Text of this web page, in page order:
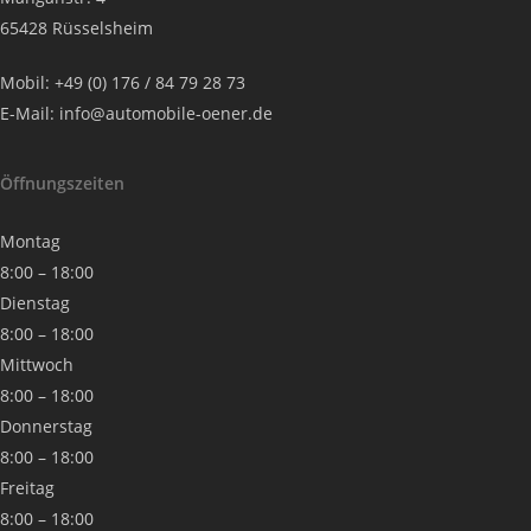
65428 Rüsselsheim
Mobil: +49 (0) 176 / 84 79 28 73
E-Mail: info@automobile-oener.de
Öffnungszeiten
Montag
8:00 – 18:00
Dienstag
8:00 – 18:00
Mittwoch
8:00 – 18:00
Donnerstag
8:00 – 18:00
Freitag
8:00 – 18:00